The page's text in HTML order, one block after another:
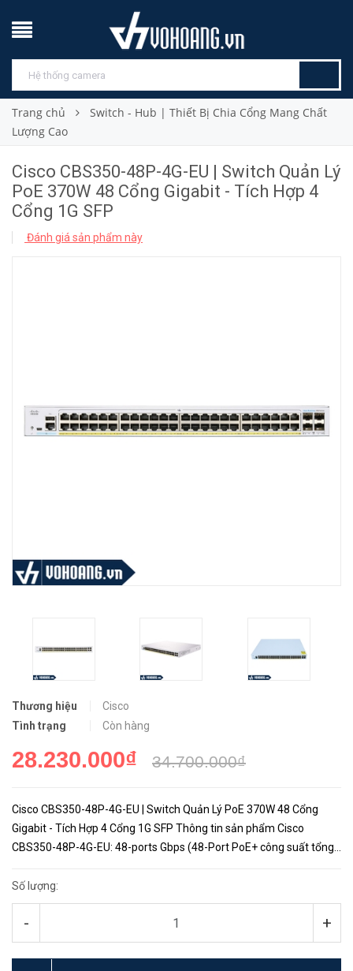
Trang chủ
Switch - Hub | Thiết Bị Chia Cổng Mang Chất
Lượng Cao
Cisco CBS350-48P-4G-EU | Switch Quản Lý
PoE 370W 48 Cổng Gigabit - Tích Hợp 4
Cổng 1G SFP
Đánh giá sản phẩm này
Thương hiệu
Cisco
Tình trạng
Còn hàng
28.230.000₫ 34.700.000₫
Cisco CBS350-48P-4G-EU | Switch Quản Lý PoE 370W 48 Cổng
Gigabit - Tích Hợp 4 Cổng 1G SFP Thông tin sản phẩm Cisco
CBS350-48P-4G-EU: 48-ports Gbps (48-Port PoE+ công suất tổng
&...
Số lượng:
- +